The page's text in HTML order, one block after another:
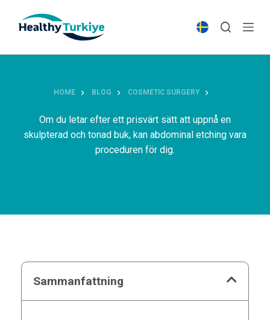
p
HOME BLOG COSMETIC SURGERY
Om du letar efter ett prisvärt sätt att uppnå en
skulpterad och tonad buk, kan abdominal etching vara
proceduren för dig.
Sammanfattning